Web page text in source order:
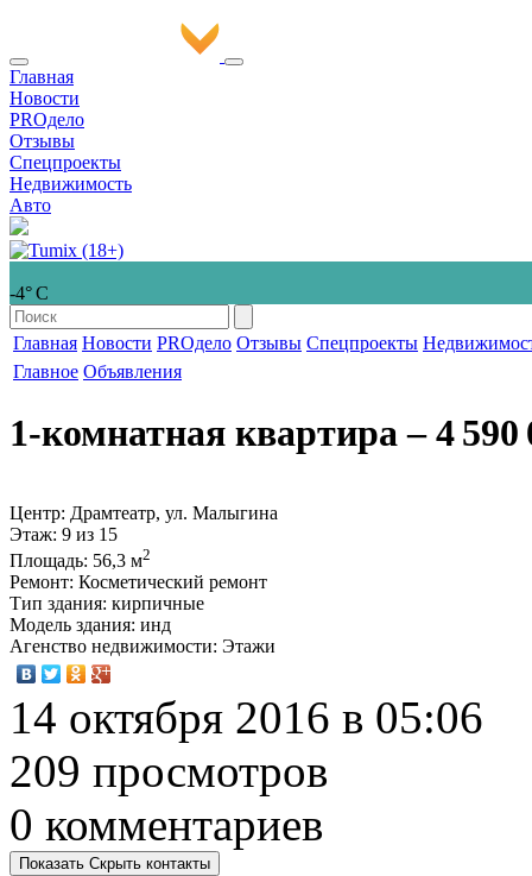
Главная
Новости
PROдело
Отзывы
Спецпроекты
Недвижимость
Авто
-4° С
Главная Новости PROдело Отзывы Спецпроекты
Главное Объявления
1-комнатная квартира‒ 4 590
Центр: Драмтеатр, ул. Малыгина
Этаж: 9 из 15
Площадь: 56,3 м2
Ремонт: Косметический ремонт
Тип здания: кирпичные
Модель здания: инд
Агенство недвижимости: Этажи
14 октября 2016 в 05:06
209 просмотров
0 комментариев
Показать Скрыть контакты